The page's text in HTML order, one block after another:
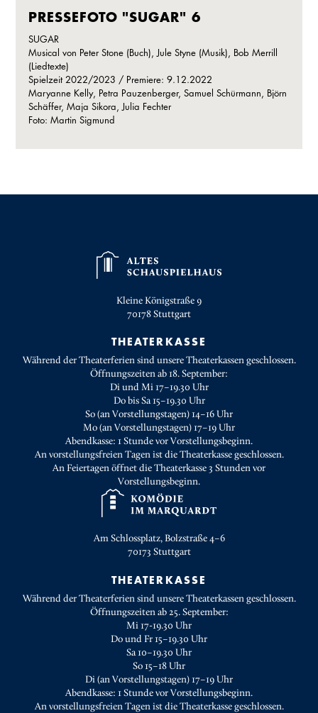
PRESSEFOTO "SUGAR" 6
SUGAR
Musical von Peter Stone (Buch), Jule Styne (Musik), Bob Merrill
(Liedtexte)
Spielzeit 2022/2023 / Premiere: 9.12.2022
Maryanne Kelly, Petra Pauzenberger, Samuel Schürmann, Björn
Schäffer, Maja Sikora, Julia Fechter
Foto: Martin Sigmund
Kleine Königstraße 9
70178Stuttgart
THEATERKASSE
Während der Theaterferien sind unsere Theaterkassen geschlossen.
Öffnungszeiten ab 18. September:
Di und Mi 17–19.30 Uhr
Do bis Sa 15–19.30 Uhr
So (an Vorstellungstagen) 14–16 Uhr
Mo (an Vorstellungstagen) 17–19 Uhr
Abendkasse: 1 Stunde vor Vorstellungsbeginn.
An vorstellungsfreien Tagen ist die Theaterkasse geschlossen.
An Feiertagen öffnet die Theaterkasse 3 Stunden vor
Vorstellungsbeginn.
Am Schlossplatz, Bolzstraße 4–6
70173 Stuttgart
THEATERKASSE
Während der Theaterferien sind unsere Theaterkassen geschlossen.
Öffnungszeiten ab 25. September:
Mi 17-19.30 Uhr
Do und Fr 15–19.30 Uhr
Sa 10–19.30 Uhr
So 15–18 Uhr
Di (an Vorstellungstagen) 17–19 Uhr
Abendkasse: 1 Stunde vor Vorstellungsbeginn.
An vorstellungsfreien Tagen ist die Theaterkasse geschlossen.